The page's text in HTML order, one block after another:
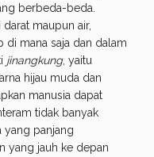
berbeda-beda.
maupun air,
di mana saja dan dalam
jinangkung, yaitu
hijau muda dan
manusia dapat
tidak banyak
yang panjang
yang jauh ke depan